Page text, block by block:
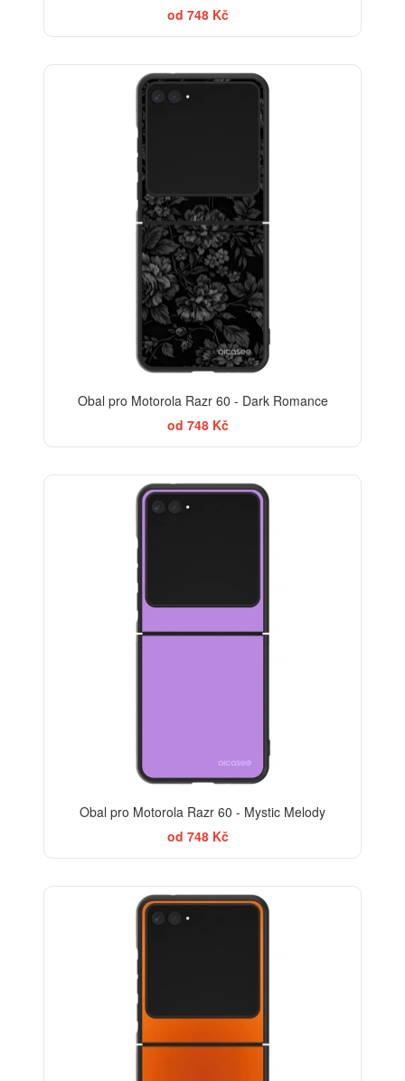
od 748 Kč
Obal pro Motorola Razr 60 - Dark Romance
od 748 Kč
Obal pro Motorola Razr 60 - Mystic Melody
od 748 Kč